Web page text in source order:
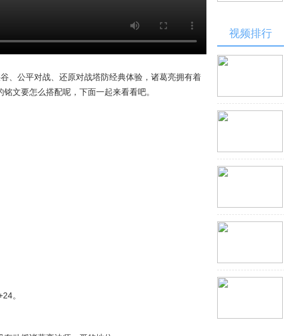
、公平对战、还原对战塔防经典体验，诸葛亮拥有着
文要怎么搭配呢，下面一起来看看吧。
。
视频排行